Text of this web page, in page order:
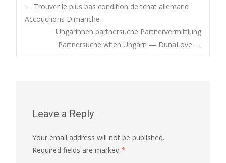
Post
navigation
← Trouver le plus bas condition de tchat allemand
Accouchons Dimanche
Ungarinnen partnersuche Partnervermittlung
Partnersuche when Ungarn — DunaLove →
Leave a Reply
Your email address will not be published.
Required fields are marked *